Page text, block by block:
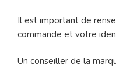
Il est important de
commande et votre
Un conseiller de la